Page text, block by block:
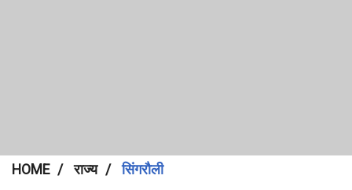
HOME राज्य सिंगरौली